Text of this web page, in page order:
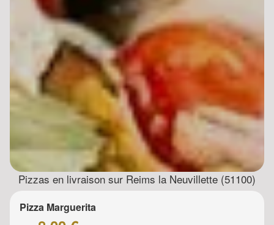
Pizzas en livraison sur Reims la Neuvillette (51100)
Pizza Marguerita